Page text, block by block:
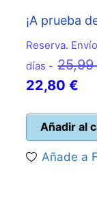
¡A prueba
Reserva.
días -
22,80€
es:
Añadir al
Añade a